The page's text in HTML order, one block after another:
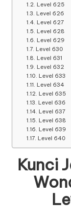
Level 625
Level 626
Level 627
Level 628
Level 629
Level 630
Level 631
Level 632
Level 633
Level 634
Level 635
Level 636
Level 637
Level 638
Level 639
Level 640
Kunci